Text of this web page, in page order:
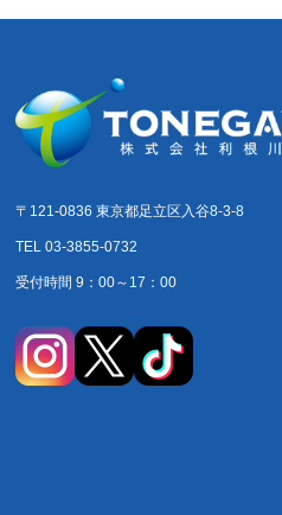
〒121-0836 東京都足立区入谷8-3-8
TEL 03-3855-0732
受付時間 9：00～17：00